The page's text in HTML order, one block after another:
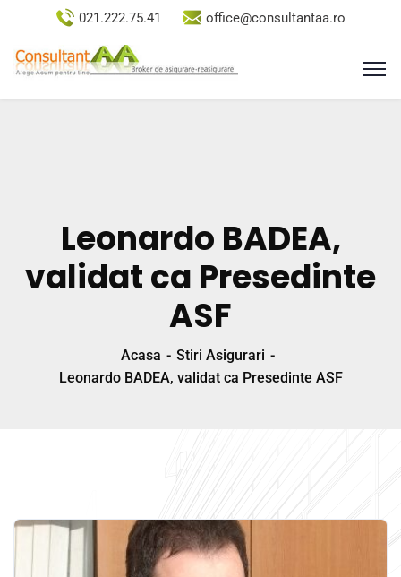
021.222.75.41 office@consultantaa.ro
Leonardo BADEA,
validat ca Presedinte
ASF
Acasa
Stiri Asigurari
Leonardo BADEA, validat ca Presedinte ASF